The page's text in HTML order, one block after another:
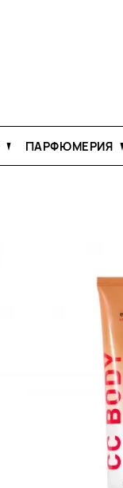
ПАРФЮМЕРИЯ